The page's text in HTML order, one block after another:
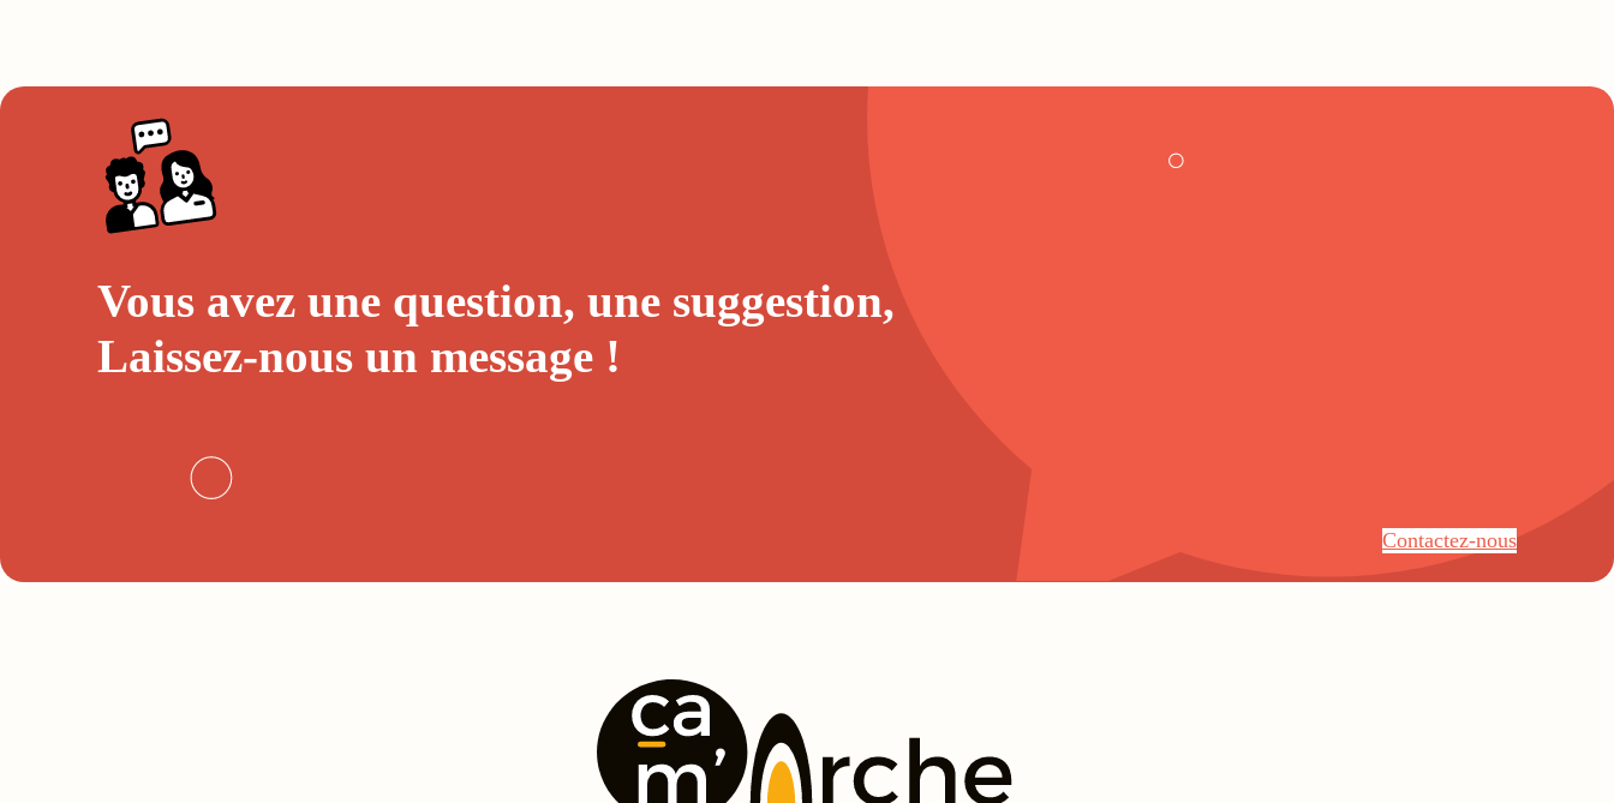
Vous avez une question, une suggestion,
Laissez-nous un message!
Contactez-nous